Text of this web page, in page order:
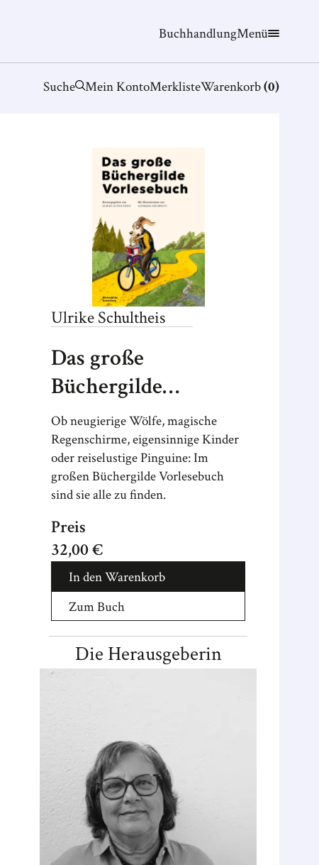
BuchhandlungMenü
Suche Mein KontoMerklisteWarenkorb(0)
UlrikeSchultheis
Das große
Büchergilde
Vorlesebuch
Ob neugierige Wölfe, magische
Regenschirme, eigensinnige Kinder
oder reiselustige Pinguine: Im
großen Büchergilde Vorlesebuch
sind sie alle zu finden.
Preis
32,00 €
In den Warenkorb
Zum Buch
Die Herausgeberin